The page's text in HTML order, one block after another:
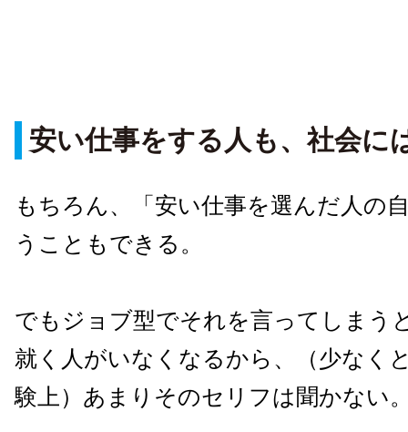
安い仕事をする人も、社会に
もちろん、「安い仕事を選んだ人の
うこともできる。
でもジョブ型でそれを言ってしまう
就く人がいなくなるから、（少なく
験上）あまりそのセリフは聞かない